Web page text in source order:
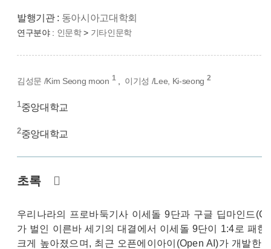
발행기관 : 동아시아고대학회
연구분야 : 인문학> 기타인문학
김성문 /Kim Seong moon 1, 이기성 /Lee, Ki-seong 2
1중앙대학교
2중앙대학교
초록
우리나라의 프로바둑기사 이세돌 9단과 구글 딥마인드
가 벌인 이른바 세기의 대결에서 이세돌 9단이 1:4로 패
크게 높아졌으며, 최근 오픈에이아이(Open AI)가 개발한